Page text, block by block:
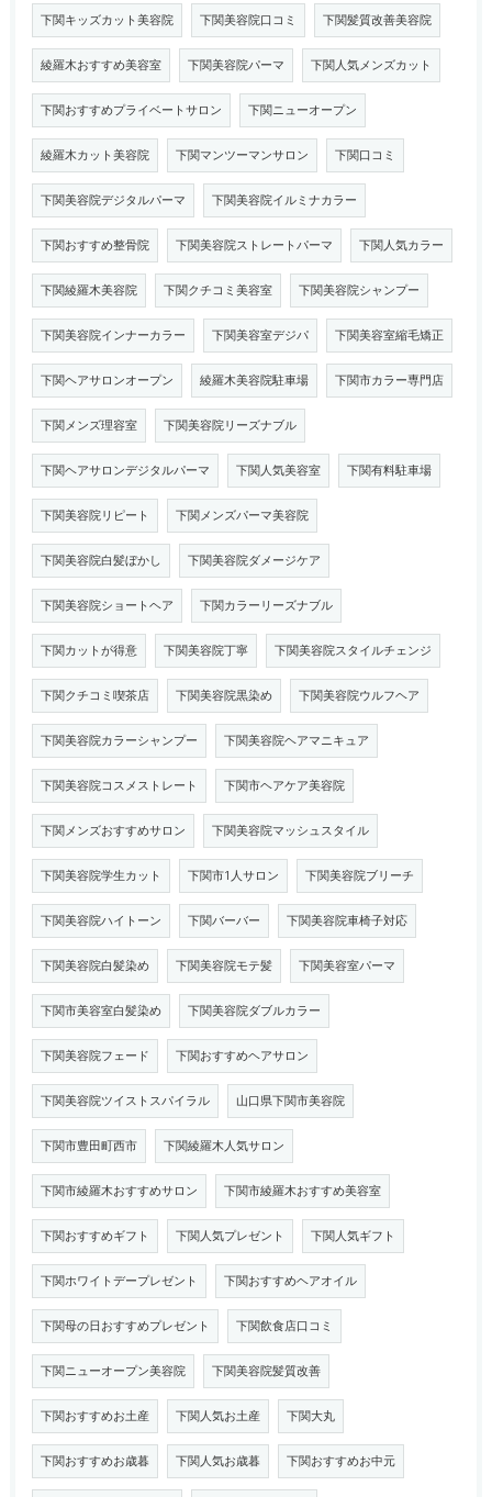
下関キッズカット美容院 下関美容院口コミ 下関髪質改善美容院
綾羅木おすすめ美容室 下関美容院パーマ 下関人気メンズカット
下関おすすめプライベートサロン 下関ニューオープン
綾羅木カット美容院 下関マンツーマンサロン 下関口コミ
下関美容院デジタルパーマ 下関美容院イルミナカラー
下関おすすめ整骨院 下関美容院ストレートパーマ 下関人気カラー
下関綾羅木美容院 下関クチコミ美容室 下関美容院シャンプー
下関美容院インナーカラー 下関美容室デジパ 下関美容室縮毛矯正
下関ヘアサロンオープン 綾羅木美容院駐車場 下関市カラー専門店
下関メンズ理容室 下関美容院リーズナブル
下関ヘアサロンデジタルパーマ 下関人気美容室 下関有料駐車場
下関美容院リピート 下関メンズパーマ美容院
下関美容院白髪ぼかし 下関美容院ダメージケア
下関美容院ショートヘア 下関カラーリーズナブル
下関カットが得意 下関美容院丁寧 下関美容院スタイルチェンジ
下関クチコミ喫茶店 下関美容院黒染め 下関美容院ウルフヘア
下関美容院カラーシャンプー 下関美容院ヘアマニキュア
下関美容院コスメストレート 下関市ヘアケア美容院
下関メンズおすすめサロン 下関美容院マッシュスタイル
下関美容院学生カット 下関市1人サロン 下関美容院ブリーチ
下関美容院ハイトーン 下関バーバー 下関美容院車椅子対応
下関美容院白髪染め 下関美容院モテ髪 下関美容室パーマ
下関市美容室白髪染め 下関美容院ダブルカラー
下関美容院フェード 下関おすすめヘアサロン
下関美容院ツイストスパイラル 山口県下関市美容院
下関市豊田町西市 下関綾羅木人気サロン
下関市綾羅木おすすめサロン 下関市綾羅木おすすめ美容室
下関おすすめギフト 下関人気プレゼント 下関人気ギフト
下関ホワイトデープレゼント 下関おすすめヘアオイル
下関母の日おすすめプレゼント 下関飲食店口コミ
下関ニューオープン美容院 下関美容院髪質改善
下関おすすめお土産 下関人気お土産 下関大丸
下関おすすめお歳暮 下関人気お歳暮 下関おすすめお中元